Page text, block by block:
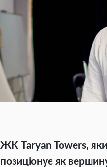
ЖК Taryan Towers,
позиціонує як